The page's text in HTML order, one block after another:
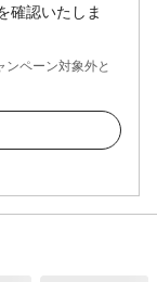
確認いたしま
ペーン対象外と